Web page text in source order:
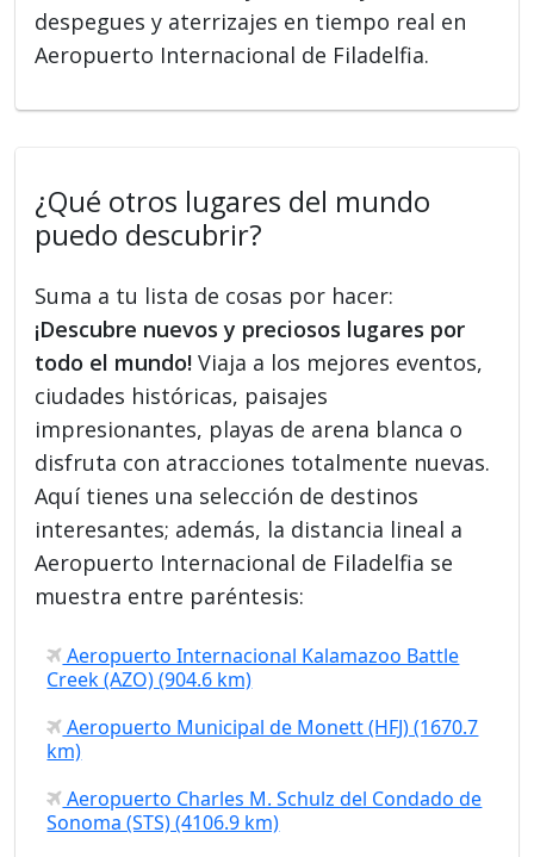
despegues y aterrizajes en tiempo real en
Aeropuerto Internacional de Filadelfia.
¿Qué otros lugares del mundo
puedo descubrir?
Suma a tu lista de cosas por hacer:
¡Descubre nuevos y preciosos lugares por
todo el mundo! Viaja a los mejores eventos,
ciudades históricas, paisajes
impresionantes, playas de arena blanca o
disfruta con atracciones totalmente nuevas.
Aquí tienes una selección de destinos
interesantes; además, la distancia lineal a
Aeropuerto Internacional de Filadelfia se
muestra entre paréntesis:
Aeropuerto Internacional Kalamazoo Battle
Creek (AZO) (904.6 km)
Aeropuerto Municipal de Monett (HFJ) (1670.7
km)
Aeropuerto Charles M. Schulz del Condado de
Sonoma (STS) (4106.9 km)